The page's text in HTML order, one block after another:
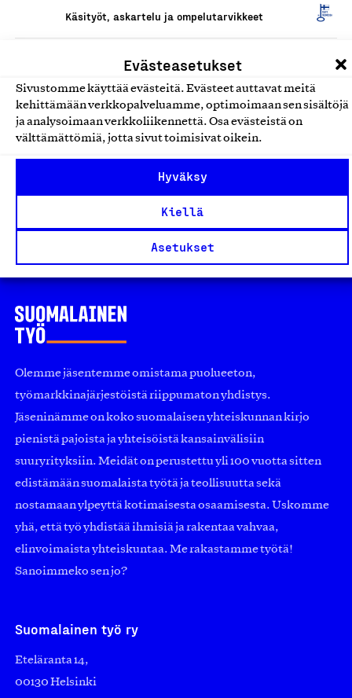
Evästeasetukset
Sivustomme käyttää evästeitä. Evästeet auttavat meitä
kehittämään verkkopalveluamme, optimoimaan sen sisältöjä
ja analysoimaan verkkoliikennettä. Osa evästeistä on
välttämättömiä, jotta sivut toimisivat oikein.
Hyväksy
Kiellä
Asetukset
Käsityöt, askartelu ja ompelutarvikkeet
Kasvivärjätyt villalangat
Käsityöt, askartelu ja ompelutarvikkeet
Mehiläisvahalevy
Olemme jäsentemme omistama puolueeton,
työmarkkinajärjestöistä riippumaton yhdistys.
Jäseninämme on koko suomalaisen yhteiskunnan kirjo
pienistä pajoista ja yhteisöistä kansainvälisiin
suuryrityksiin. Meidät on perustettu yli 100 vuotta sitten
edistämään suomalaista työtä ja teollisuutta sekä
nostamaan ylpeyttä kotimaisesta osaamisesta. Uskomme
yhä, että työ yhdistää ihmisiä ja rakentaa vahvaa,
elinvoimaista yhteiskuntaa. Me rakastamme työtä!
Sanoimmeko sen jo?
Suomalainen työ ry
Eteläranta 14,
00130 Helsinki